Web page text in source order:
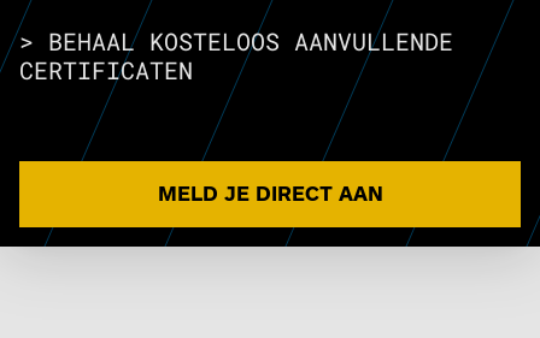
> BEHAAL KOSTELOOS AANVULLENDE
MELD JE DIRECT AAN